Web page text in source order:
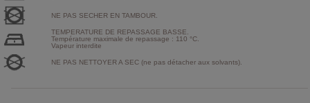
NE PAS SECHER EN TAMBOUR.
TEMPERATURE DE REPASSAGE BASSE.
Température maximale de repassage : 110 °C.
Vapeur interdite
NE PAS NETTOYER A SEC (ne pas détacher aux solvants).